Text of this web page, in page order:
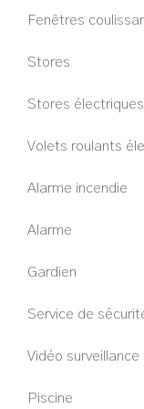
Fenêtres
Stores
Stores électriques
Volets roulants
Alarme incendie
Alarme
Gardien
Service de
Vidéo surveillance
Piscine